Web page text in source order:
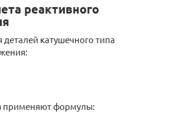
реактивного
катушечного типа
применяют формулы: